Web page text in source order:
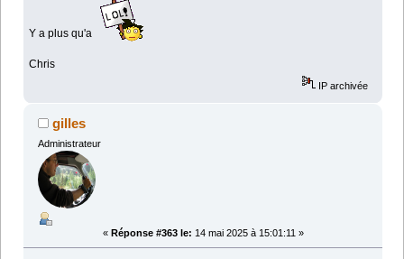
Y a plus qu'a
Chris
IP archivée
gilles
Administrateur
« Réponse #363 le: 14 mai 2025 à 15:01:11 »